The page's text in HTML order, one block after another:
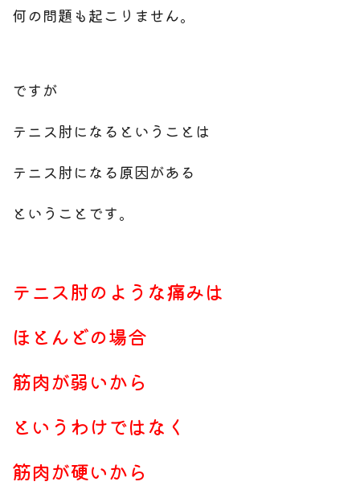
何の問題も起こりません。
ですが
テニス肘になるということは
テニス肘になる原因がある
ということです。
テニス肘のような痛みは
ほとんどの場合
筋肉が弱いから
というわけではなく
筋肉が硬いから